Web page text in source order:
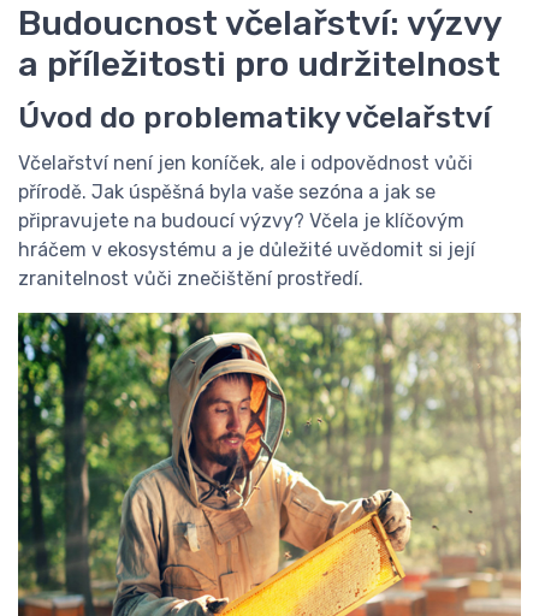
Budoucnost včelařství: výzvy
a příležitosti pro udržitelnost
Úvod do problematiky včelařství
Včelařství není jen koníček, ale i odpovědnost vůči
přírodě. Jak úspěšná byla vaše sezóna a jak se
připravujete na budoucí výzvy? Včela je klíčovým
hráčem v ekosystému a je důležité uvědomit si její
zranitelnost vůči znečištění prostředí.